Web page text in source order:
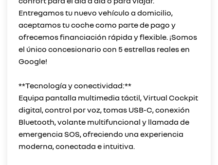
Entregamos tu nuevo vehículo a domicilio,
aceptamos tu coche como parte de pago y
ofrecemos financiación rápida y flexible. ¡Somos
el único concesionario con 5 estrellas reales en
Google!
**Tecnología y conectividad:**
Equipa pantalla multimedia táctil, Virtual Cockpit
digital, control por voz, tomas USB-C, conexión
Bluetooth, volante multifuncional y llamada de
emergencia SOS, ofreciendo una experiencia
moderna, conectada e intuitiva.